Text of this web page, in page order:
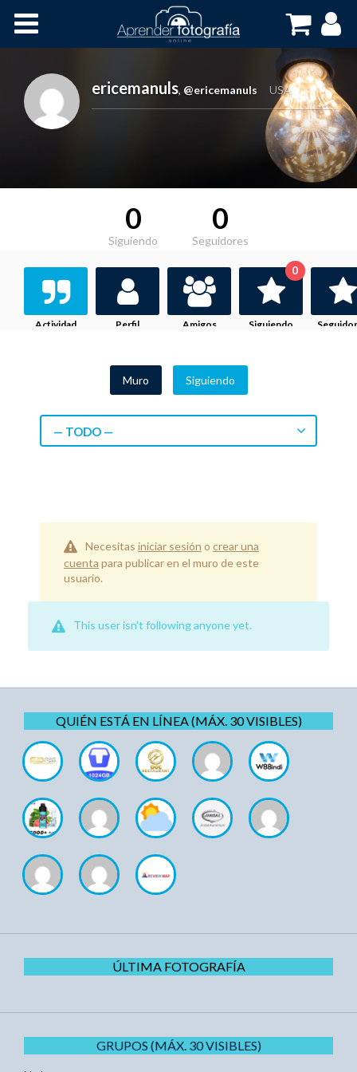
Cursos OnLine
ericemanuls, @ericemanuls USA
0
Siguiendo
0
Seguidores
Actividad Perfil Amigos Siguiendo
0
Muro Siguiendo
— TODO —
Necesitas iniciar sesión o crear una
cuenta para publicar en el muro de este
usuario.
This user isn't following anyone yet.
QUIÉN ESTÁ EN LÍNEA (MÁX. 30 VISIBLES)
ÚLTIMA FOTOGRAFÍA
GRUPOS (MÁX. 30 VISIBLES)